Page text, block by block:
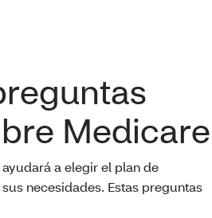
Medicare
a elegir el plan de
necesidades. Estas preguntas